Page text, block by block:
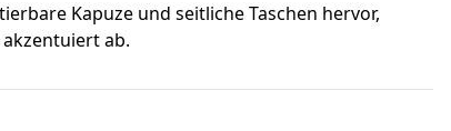
Kapuze und seitliche Taschen hervor,
ab.